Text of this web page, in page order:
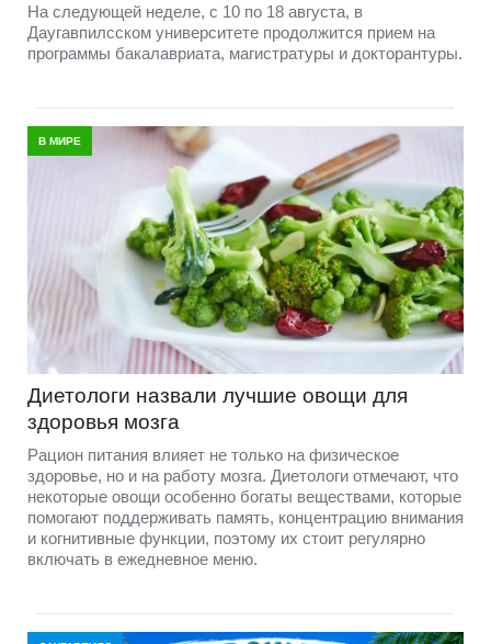
На следующей неделе, с 10 по 18 августа, в
Даугавпилсском университете продолжится прием на
программы бакалавриата, магистратуры и докторантуры.
В МИРЕ
Диетологи назвали лучшие овощи для
здоровья мозга
Рацион питания влияет не только на физическое
здоровье, но и на работу мозга. Диетологи отмечают, что
некоторые овощи особенно богаты веществами, которые
помогают поддерживать память, концентрацию внимания
и когнитивные функции, поэтому их стоит регулярно
включать в ежедневное меню.